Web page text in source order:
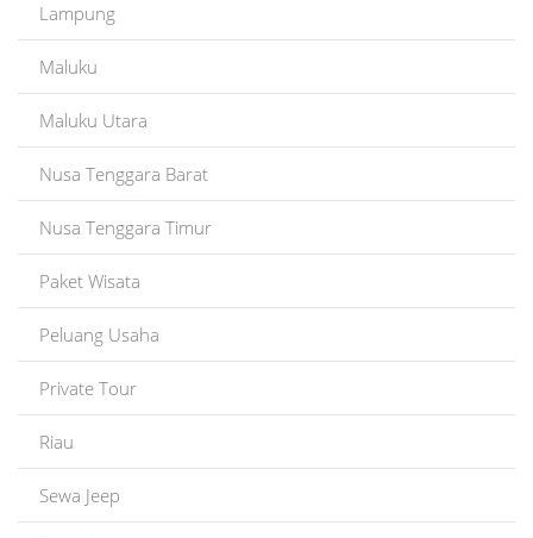
Lampung
Maluku
Maluku Utara
Nusa Tenggara Barat
Nusa Tenggara Timur
Paket Wisata
Peluang Usaha
Private Tour
Riau
Sewa Jeep